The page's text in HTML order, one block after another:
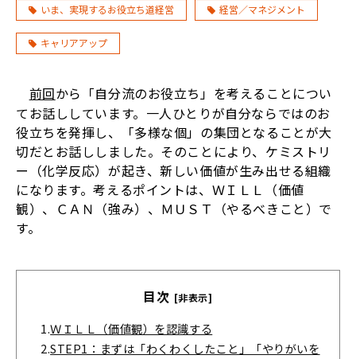
いま、実現するお役立ち道経営
経営／マネジメント
キャリアアップ
前回から「自分流のお役立ち」を考えることについ
てお話ししています。 一人ひとりが自分ならではのお
役立ちを発揮し、「多様な個」の集団となることが大
切だとお話ししました。そのことにより、 ケミストリ
ー（化学反応）が起き、新しい価値が生み出せる組織
になります。考えるポイントは、ＷＩＬＬ（価値
観）、ＣＡＮ（強み）、ＭＵＳＴ（やるべきこと）で
す。
目次 [非表示]
1.ＷＩＬＬ（価値観）を認識する
2.STEP1：まずは「わくわくしたこと」「やりがいを